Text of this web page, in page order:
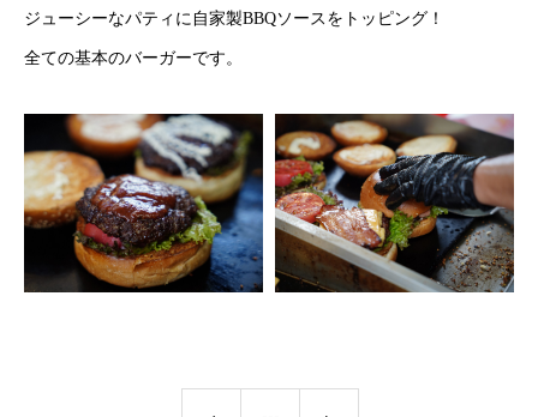
ジューシーなパティに自家製BBQソースをトッピング！
全ての基本のバーガーです。